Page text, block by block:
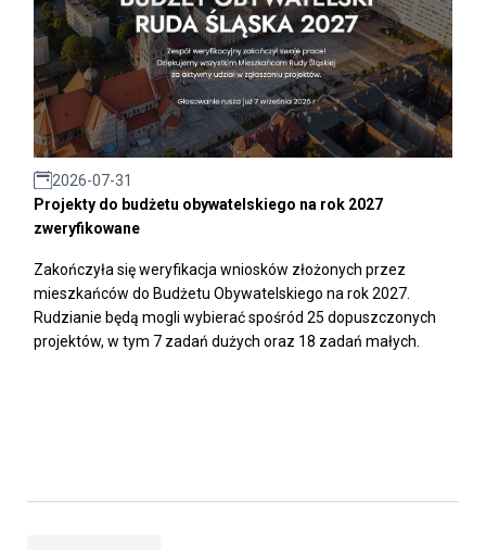
2026-07-31
Projekty do budżetu obywatelskiego na rok 2027
zweryfikowane
Zakończyła się weryfikacja wniosków złożonych przez
mieszkańców do Budżetu Obywatelskiego na rok 2027.
Rudzianie będą mogli wybierać spośród 25 dopuszczonych
projektów, w tym 7 zadań dużych oraz 18 zadań małych.